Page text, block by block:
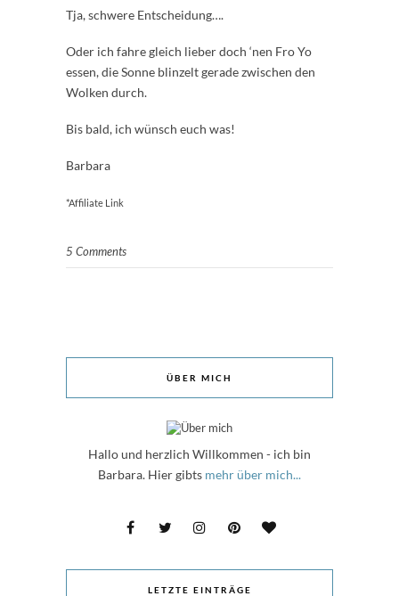
Tja, schwere Entscheidung….
Oder ich fahre gleich lieber doch ‘nen Fro Yo
essen, die Sonne blinzelt gerade zwischen den
Wolken durch.
Bis bald, ich wünsch euch was!
Barbara
*Affiliate Link
5 Comments
ÜBER MICH
Hallo und herzlich Willkommen - ich bin
Barbara. Hier gibts mehr über mich...
LETZTE EINTRÄGE